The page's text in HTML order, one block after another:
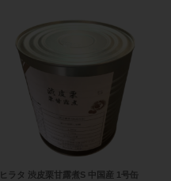
ヒラタ 渋皮栗甘露煮S 中国産 1号缶